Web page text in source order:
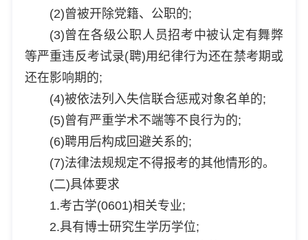
(2)曾被开除党籍、公职的;
(3)曾在各级公职人员招考中被认定有舞弊
等严重违反考试录(聘)用纪律行为还在禁考期或
还在影响期的;
(4)被依法列入失信联合惩戒对象名单的;
(5)曾有严重学术不端等不良行为的;
(6)聘用后构成回避关系的;
(7)法律法规规定不得报考的其他情形的。
(二)具体要求
1.考古学(0601)相关专业;
2.具有博士研究生学历学位;